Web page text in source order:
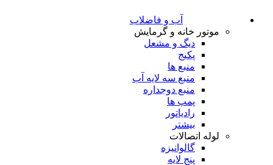
آب و فاضلاب
موتور خانه و گرمایش
دیگ و مشعل
پکیج
منبع ها
منبع سه لایه آب
منبع دوجداره
پمپ ها
رادیاتور
بیشتر
لوله اتصالات
گالوانیزه
پنج لایه